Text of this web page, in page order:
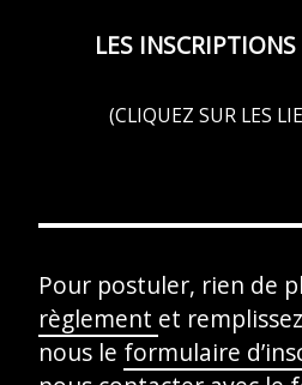
LES
(CLIQUEZ SUR LES
Pour postuler, rien de
règlement et
nous le formulaire